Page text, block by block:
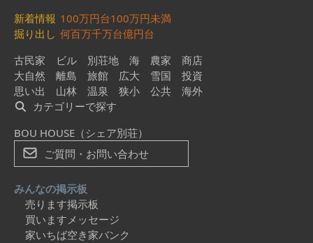
新着情報 100万円台100万円未満
掘り出し 何百万千万台億円台
古民家
ビル 別荘地 海 農家
商店
大自然
離島 旅館 広大 雪国
投資
思い出
山林 温泉 狭小 公共
海外
カテゴリーで探す
BOU HOUSE（シェア別荘）
ご質問・お問い合わせ
みんなの掲示板
売ります掲示板
買いますメッセージ
家いちば空き家バンク